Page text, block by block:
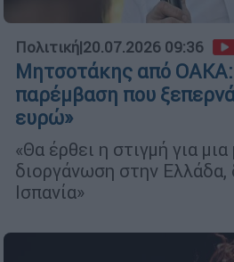
Πολιτική|20.07.2026 09:36
Μητσοτάκης από
παρέμβαση που
ευρώ»
«Θα έρθει η στιγμή για
διοργάνωση στην Ελλάδα,
Ισπανία»